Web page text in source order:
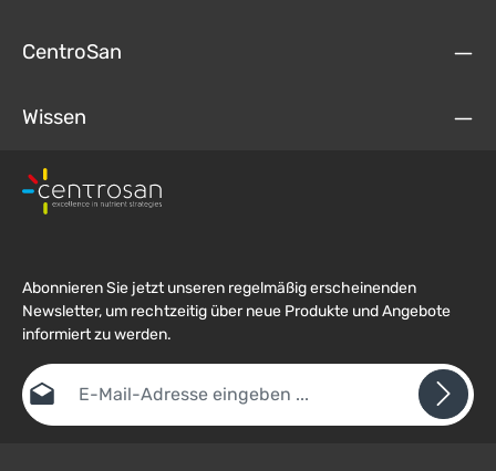
CentroSan
Wissen
Abonnieren Sie jetzt unseren regelmäßig erscheinenden
Newsletter, um rechtzeitig über neue Produkte und Angebote
informiert zu werden.
E-Mail-Adresse*